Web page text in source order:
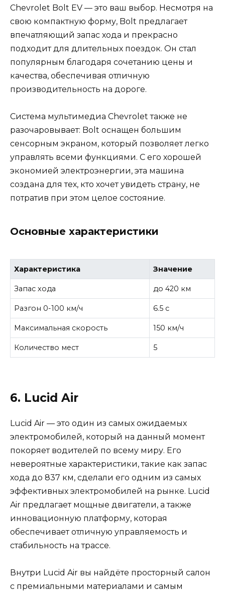
Chevrolet Bolt EV — это ваш выбор. Несмотря на
свою компактную форму, Bolt предлагает
впечатляющий запас хода и прекрасно
подходит для длительных поездок. Он стал
популярным благодаря сочетанию цены и
качества, обеспечивая отличную
производительность на дороге.
Система мультимедиа Chevrolet также не
разочаровывает: Bolt оснащен большим
сенсорным экраном, который позволяет легко
управлять всеми функциями. С его хорошей
экономией электроэнергии, эта машина
создана для тех, кто хочет увидеть страну, не
потратив при этом целое состояние.
Основные характеристики
Характеристика Значение
Запас хода до 420 км
Разгон 0-100 км/ч 6.5 с
Максимальная скорость 150 км/ч
Количество мест 5
6. Lucid Air
Lucid Air — это один из самых ожидаемых
электромобилей, который на данный момент
покоряет водителей по всему миру. Его
невероятные характеристики, такие как запас
хода до 837 км, сделали его одним из самых
эффективных электромобилей на рынке. Lucid
Air предлагает мощные двигатели, а также
инновационную платформу, которая
обеспечивает отличную управляемость и
стабильность на трассе.
Внутри Lucid Air вы найдёте просторный салон
с премиальными материалами и самым